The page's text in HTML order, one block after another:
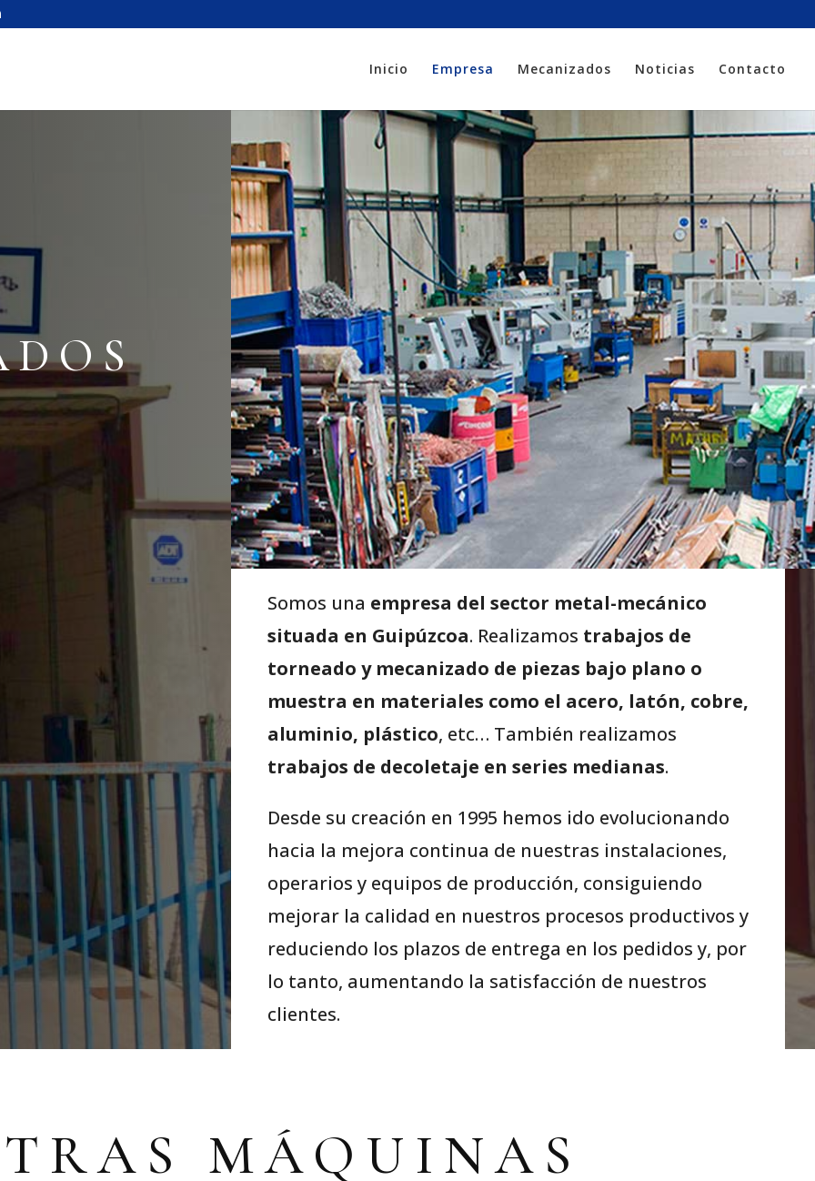
Inicio Empresa Mecanizados Noticias Contacto
Somos una empresa del sector metal-mecánico
situada en Guipúzcoa. Realizamos trabajos de
torneado y mecanizado de piezas bajo plano o
muestra en materiales como el acero, latón, cobre,
aluminio, plástico, etc… También realizamos
trabajos de decoletaje en series medianas.
Desde su creación en 1995 hemos ido evolucionando
hacia la mejora continua de nuestras instalaciones,
operarios y equipos de producción, consiguiendo
mejorar la calidad en nuestros procesos productivos y
reduciendo los plazos de entrega en los pedidos y, por
lo tanto, aumentando la satisfacción de nuestros
clientes.
MÁQUINAS